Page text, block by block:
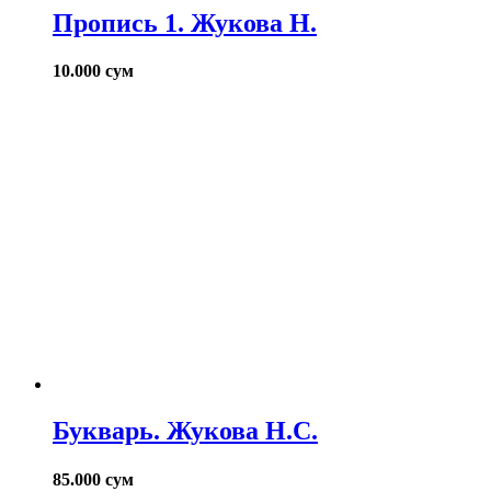
Пропись 1. Жукова Н.
10.000 сум
Букварь. Жукова Н.С.
85.000 сум